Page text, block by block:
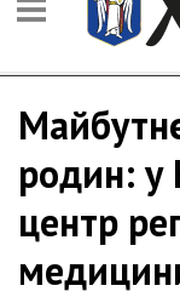
родин: у
центр